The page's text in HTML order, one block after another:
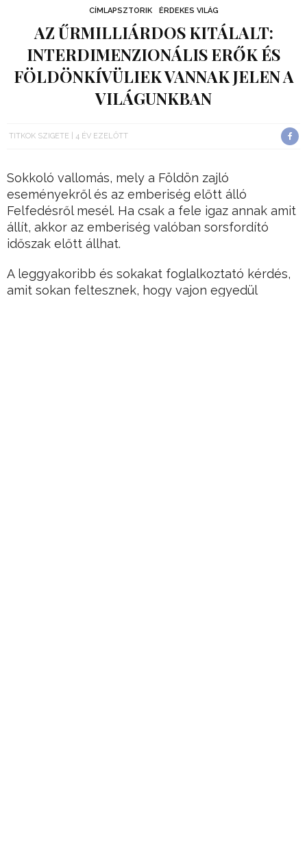
CÍMLAPSZTORIK ÉRDEKES VILÁG
AZ ŰRMILLIÁRDOS KITÁLALT:
INTERDIMENZIONÁLIS ERŐK ÉS
FÖLDÖNKÍVÜLIEK VANNAK JELEN A
VILÁGUNKBAN
TITKOK SZIGETE 4 ÉV EZELŐTT
Sokkoló vallomás, mely a Földön zajló
eseményekről és az emberiség előtt álló
Felfedésről mesél. Ha csak a fele igaz annak amit
állít, akkor az emberiség valóban sorsfordító
időszak előtt állhat.
A leggyakoribb és sokakat foglalkoztató kérdés,
amit sokan feltesznek, hogy vajon egyedül